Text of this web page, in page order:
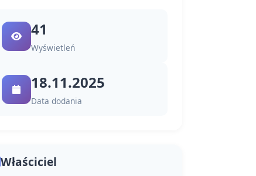
41
Wyświetleń
18.11.2025
Data dodania
Właściciel